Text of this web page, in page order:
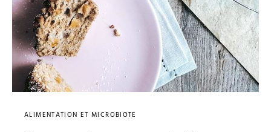
ALIMENTATION ET MICROBIOTE